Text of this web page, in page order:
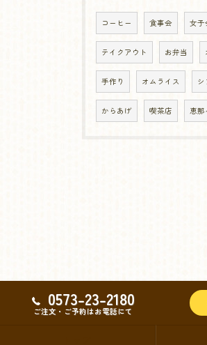
コーヒー 食事会 女子
テイクアウト お弁当
手作り オムライス シ
からあげ 喫茶店 恵那
0573-23-2180
ご注文・ご予約はお電話にて